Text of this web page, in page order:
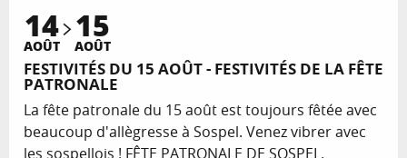
14
AOÛT 15
AOÛT
FESTIVITÉS DU 15 AOÛT - FESTIVITÉS DE LA FÊTE
PATRONALE
La fête patronale du 15 août est toujours fêtée avec
beaucoup d'allègresse à Sospel. Venez vibrer avec
les sospellois ! FÊTE PATRONALE DE SOSPEL.